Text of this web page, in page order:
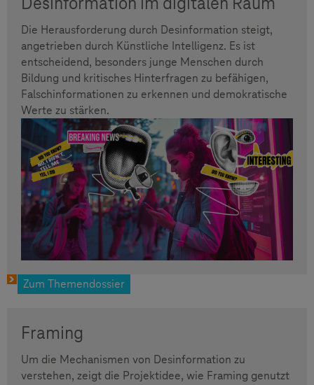
Die Herausforderung durch Desinformation steigt,
angetrieben durch Künstliche Intelligenz. Es ist
entscheidend, besonders junge Menschen durch
Bildung und kritisches Hinterfragen zu befähigen,
Falschinformationen zu erkennen und demokratische
Werte zu stärken.
Zum Themendossier
Framing
Um die Mechanismen von Desinformation zu
verstehen, zeigt die Projektidee, wie Framing genutzt